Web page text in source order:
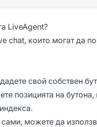
LiveAgent?
chat, които могат да
свой собствен
позицията на
можете да